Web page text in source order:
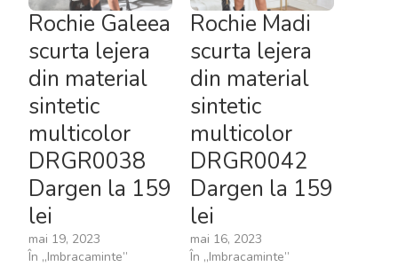
Rochie Galeea
scurta lejera
din material
sintetic
multicolor
DRGR0038
Dargen la 159
lei
mai 19, 2023
În „Imbracaminte”
Rochie Madi
scurta lejera
din material
sintetic
multicolor
DRGR0042
Dargen la 159
lei
mai 16, 2023
În „Imbracaminte”